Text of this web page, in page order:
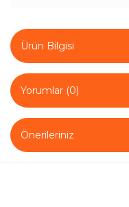
Ürün Bilgisi
Yorumlar (0)
Önerileriniz